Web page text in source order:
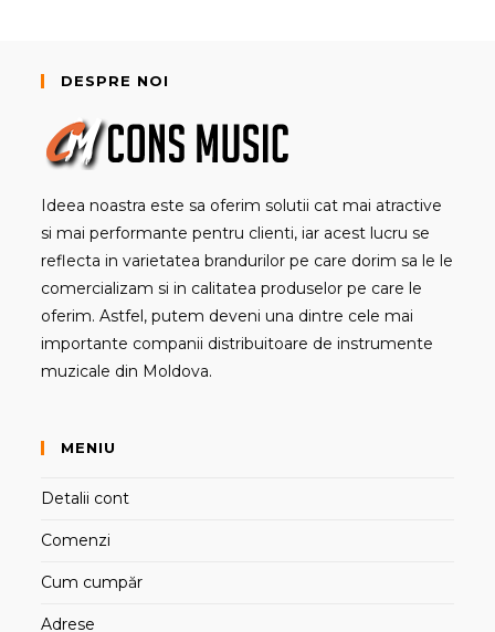
DESPRE NOI
Ideea noastra este sa oferim solutii cat mai atractive
si mai performante pentru clienti, iar acest lucru se
reflecta in varietatea brandurilor pe care dorim sa le le
comercializam si in calitatea produselor pe care le
oferim. Astfel, putem deveni una dintre cele mai
importante companii distribuitoare de instrumente
muzicale din Moldova.
MENIU
Detalii cont
Comenzi
Cum cumpăr
Adrese